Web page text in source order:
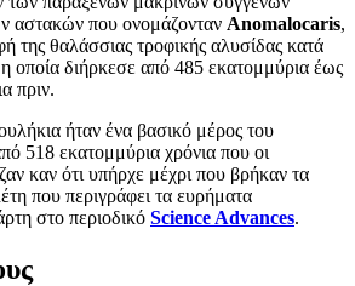
αστακών που ονομάζονταν Anomalocaris,
της θαλάσσιας τροφικής αλυσίδας κατά
οποία διήρκεσε από 485 εκατομμύρια έως
πριν.
ήταν ένα βασικό μέρος του
518 εκατομμύρια χρόνια που οι
καν ότι υπήρχε μέχρι που βρήκαν τα
που περιγράφει τα ευρήματα
στο περιοδικό Science Advances.